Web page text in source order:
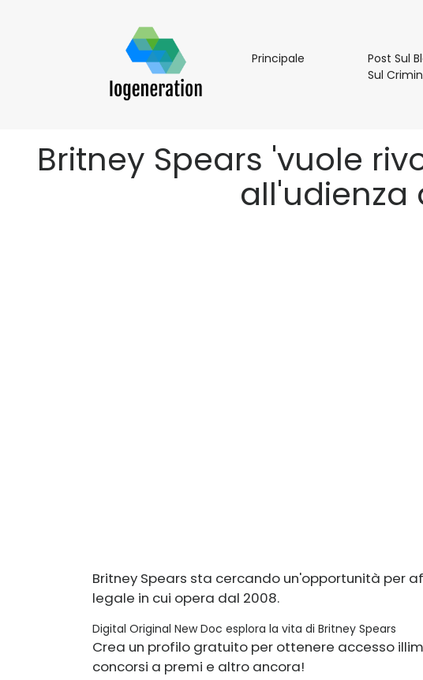
PrincipalePrincipale
Post Sul
Sul
Britney Spears 'vuole
all'udienza
Britney Spears sta cercando un'opportunità per
legale in cui opera dal 2008.
Digital Original New Doc esplora la vita di Britney Spears
Crea un profilo gratuito per ottenere accesso
concorsi a premi e altro ancora!